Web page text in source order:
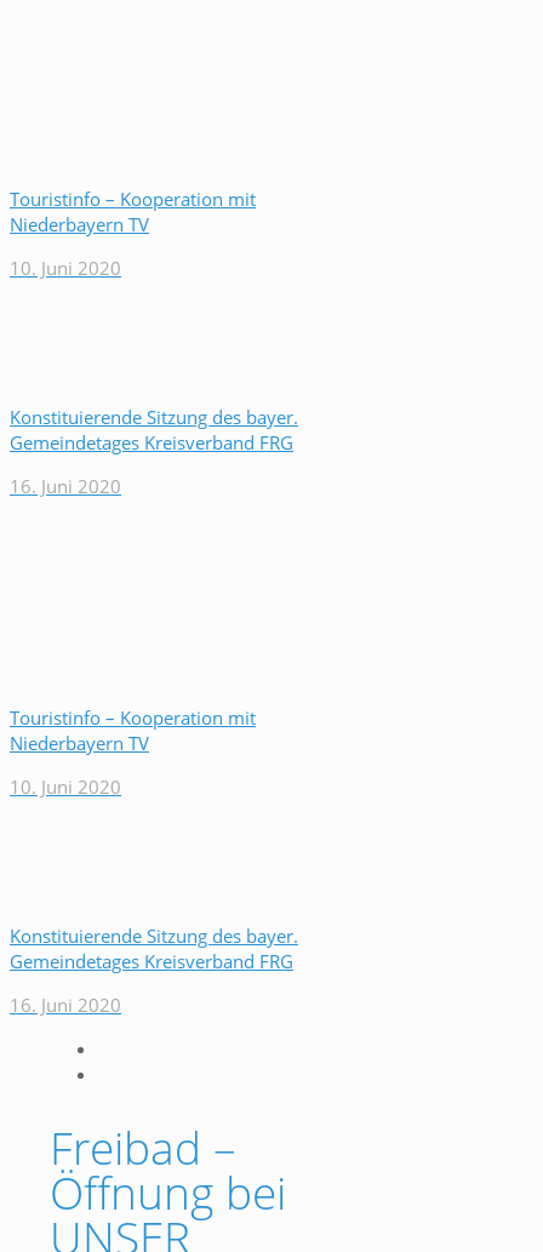
Touristinfo – Kooperation mit
Niederbayern TV
10. Juni 2020
Konstituierende Sitzung des bayer.
Gemeindetages Kreisverband FRG
16. Juni 2020
Touristinfo – Kooperation mit
Niederbayern TV
10. Juni 2020
Konstituierende Sitzung des bayer.
Gemeindetages Kreisverband FRG
16. Juni 2020
Freibad –
Öffnung bei
UNSER